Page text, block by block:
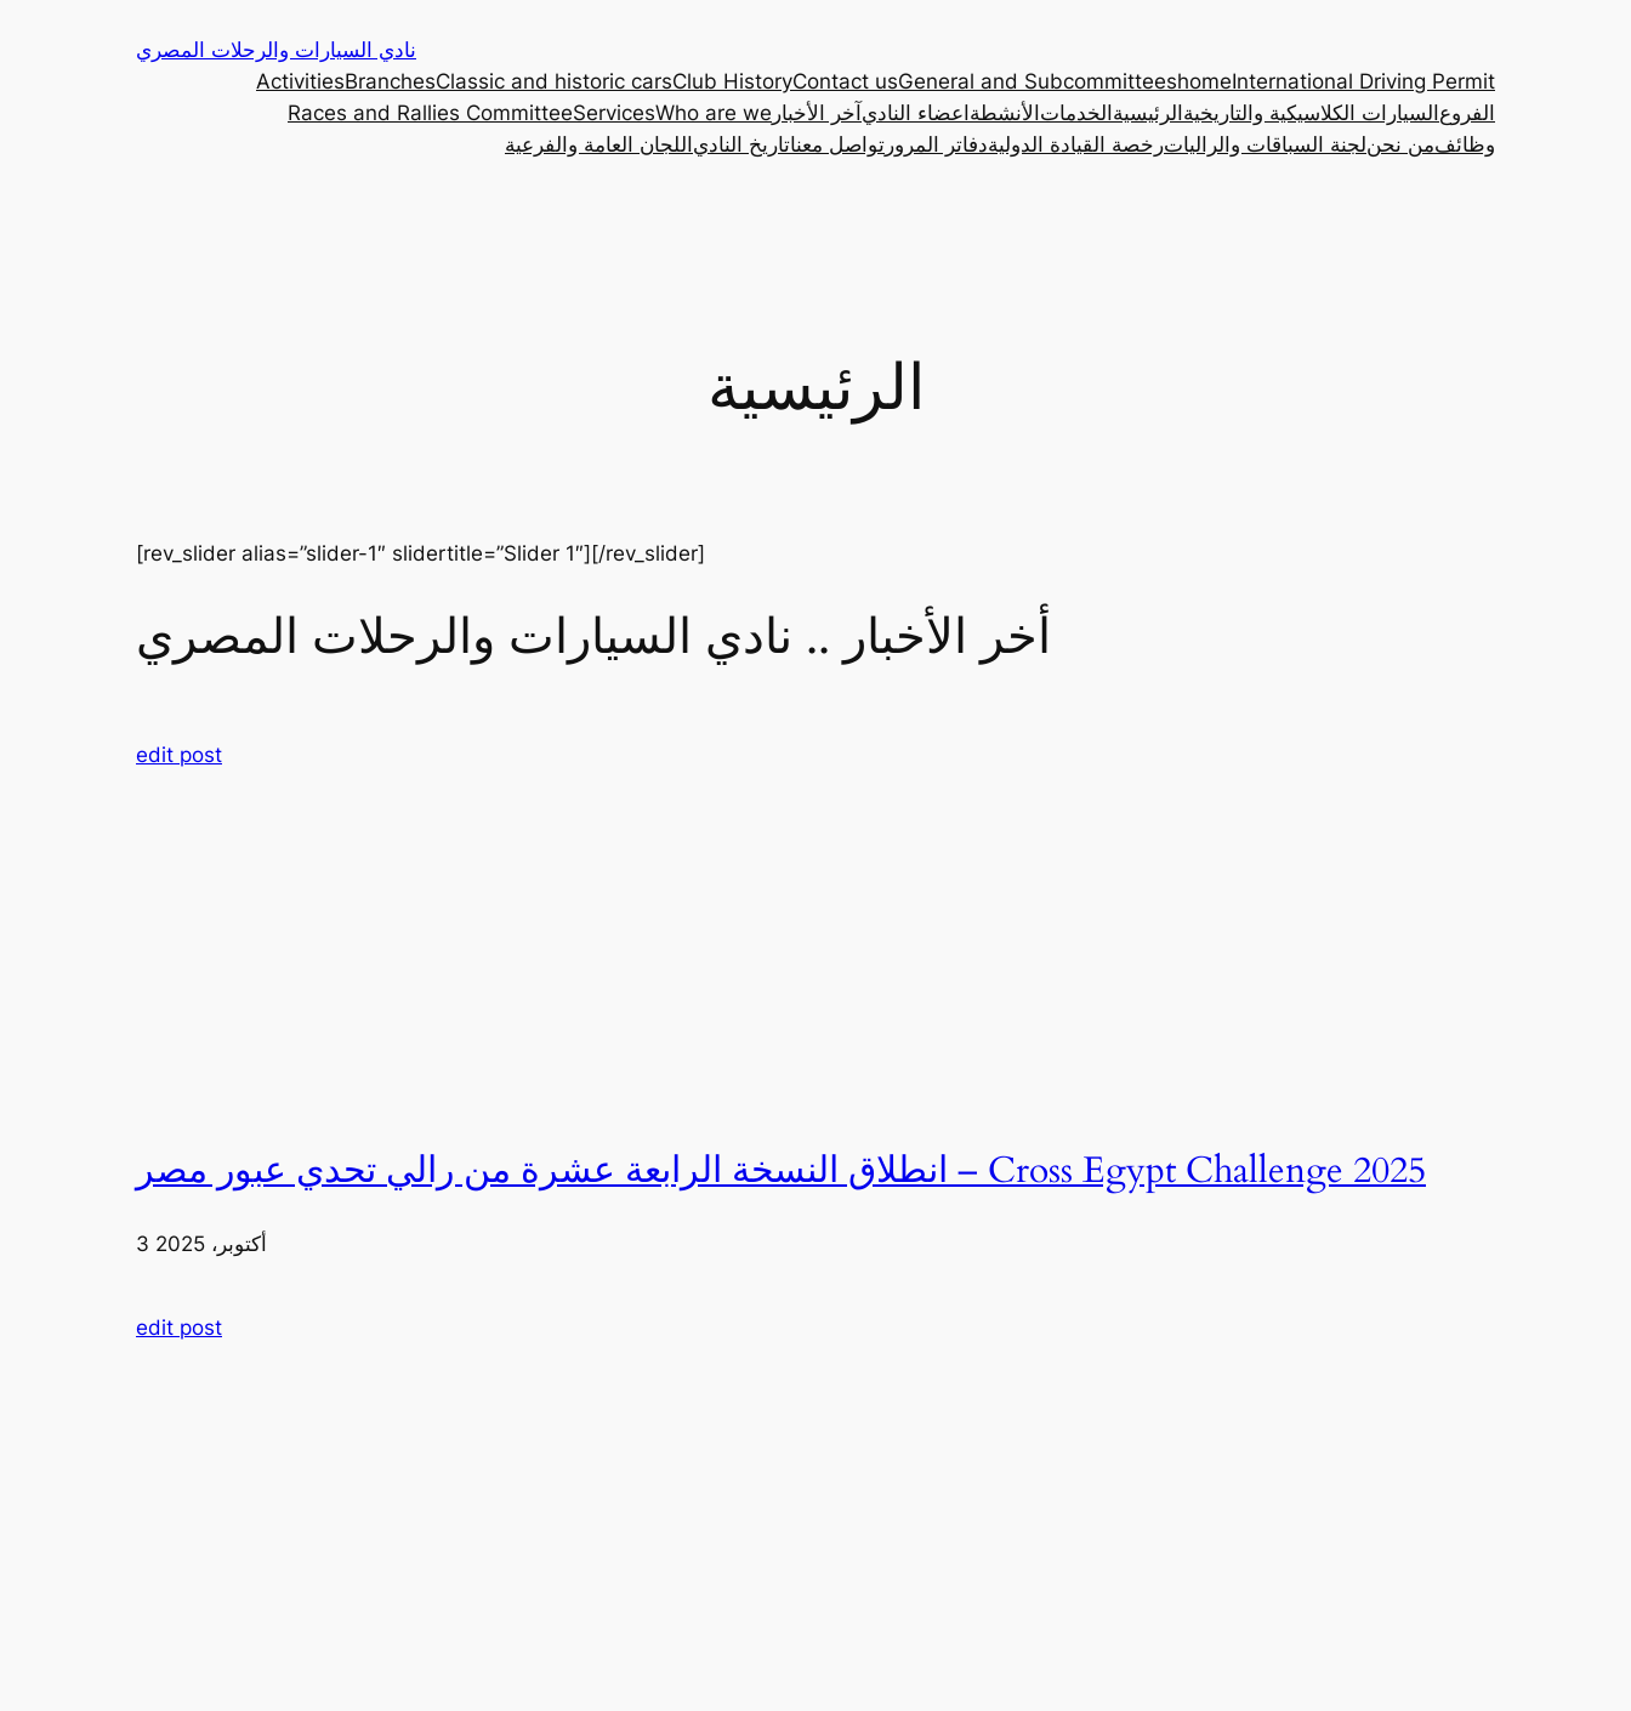
نادي السيارات والرحلات المصري
ActivitiesBranchesClassic and historic carsClub HistoryContact usGeneral and SubcommitteeshomeInternational Driving Permit
Races and Rallies CommitteeServicesWho are we آخر الأخبار اعضاء النادي الأنشطة الخدمات الرئيسية السيارات الكلاسيكية والتاريخية الفروع
اللجان العامة والفرعية تاريخ الناديتواصل معنا دفاتر المروررخصة القيادة الدوليةلجنة السباقات والرالياتمن نحنوظائف
الرئيسية
[rev_slider alias=”slider-1″ slidertitle=”Slider 1″][/rev_slider]
أخر الأخبار .. نادي السيارات والرحلات المصري
edit post
انطلاق النسخة الرابعة عشرة من رالي تحدي عبور مصر – Cross Egypt Challenge 2025
3 أكتوبر، 2025
edit post